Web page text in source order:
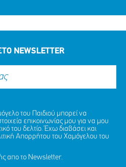
NEWSLETTER
του Παιδιού μπορεί να
επικοινωνίας μου για να μου
του δελτίο. Έχω διαβάσει και
Απορρήτου του Χαμόγελου του
απο το Newsletter.